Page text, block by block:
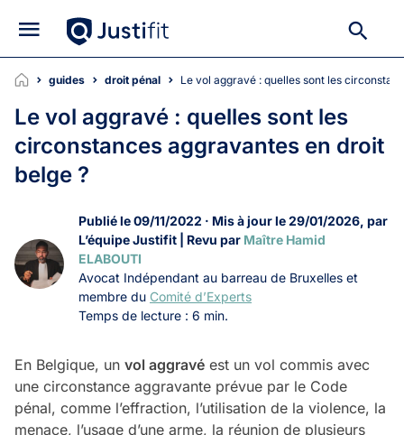
guides droit pénal Le vol aggravé : quelles sont les
Le vol aggravé : quelles sont les
circonstances aggravantes en droit
belge ?
Publié le 09/11/2022 · Mis à jour le 29/01/2026, par
L’équipe Justifit | Revu par Maître Hamid
ELABOUTI
Avocat Indépendant au barreau de Bruxelles et
membre du Comité d’Experts
Temps de lecture : 6 min.
En Belgique, un vol aggravé est un vol commis avec
une circonstance aggravante prévue par le Code
pénal, comme l’effraction, l’utilisation de la violence, la
menace, l’usage d’une arme, la réunion de plusieurs